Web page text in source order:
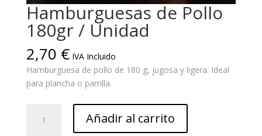
Hamburguesas de Pollo
180gr / Unidad
2,70 € IVA Incluido
Hamburguesa de pollo de 180 g, jugosa y ligera. Ideal
para plancha o parrilla.
Añadir al carrito